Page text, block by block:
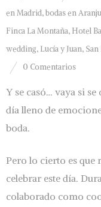
en Madrid,bodas en
Finca La Montaña, Hotel
wedding, Lucía y Juan,
0 Comentarios
Y se casó… vaya si
día lleno de
boda.
Pero lo cierto es que
celebrar este día.
colaborado como